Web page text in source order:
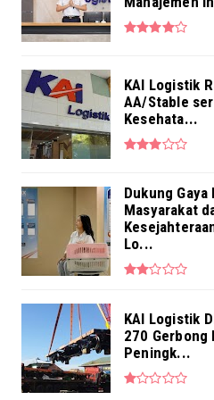
Aug 04, 2026
Pekerja BRI Region
Pengajian
Aug 03, 2026
KAI Logistik
AA/Stable
Kesehata...
Dukung Gaya
Masyarakat
Lo...
KAI Logistik
270 Gerbong
Peningk...